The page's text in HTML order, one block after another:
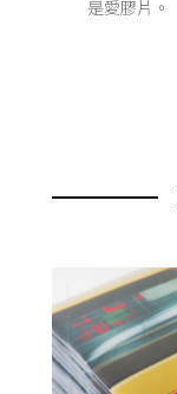
是愛膠片。